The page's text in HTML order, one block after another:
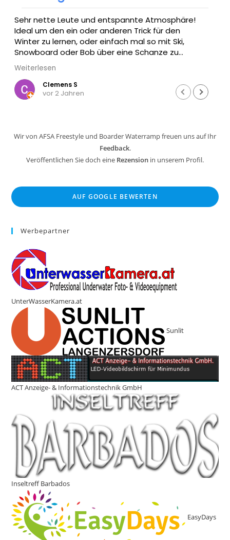
Atmosphäre!
Trick für den
mal so mit Ski,
eine Schanze zu
nass werden will -
oder zuschauen :)
Macht ordentlich Spaß: ein
Ein Reisender
vor 3 Jahren
Wir von AFSA Freestyle und Boarder Waterramp freuen uns auf Ihr
Feedback.
Veröffentlichen Sie doch eine Rezension in unserem Profil.
AUF GOOGLE BEWERTEN
Werbepartner
UnterWasserKamera.at
Sunlit
ACT Anzeige- & Informationstechnik GmbH
Inseltreff Barbados
EasyDays